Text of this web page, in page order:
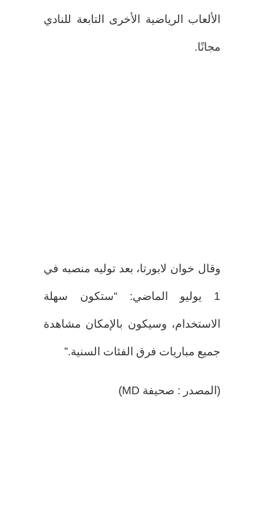
الألعاب الرياضية الأخرى التابعة للنادي
مجانًا.
وقال خوان لابورتا، بعد توليه منصبه في
1 يوليو الماضي: “ستكون سهلة
الاستخدام، وسيكون بالإمكان مشاهدة
جميع مباريات فرق الفئات السنية.”
(المصدر : صحيفة MD)